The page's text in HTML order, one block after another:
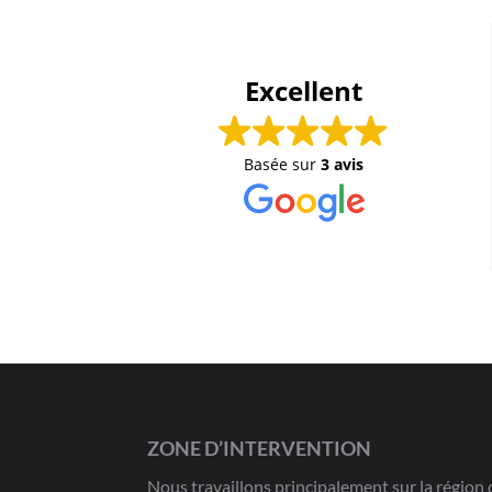
Excellent
Basée sur3 avis
ZONE D’INTERVENTION
Nous travaillons principalement sur la région